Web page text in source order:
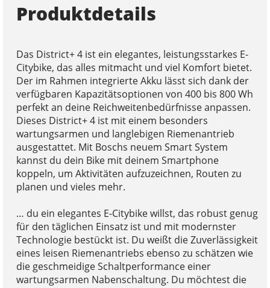
Produktdetails
Das District+ 4 ist ein elegantes, leistungsstarkes E-
Citybike, das alles mitmacht und viel Komfort bietet.
Der im Rahmen integrierte Akku lässt sich dank der
verfügbaren Kapazitätsoptionen von 400 bis 800 Wh
perfekt an deine Reichweitenbedürfnisse anpassen.
Dieses District+ 4 ist mit einem besonders
wartungsarmen und langlebigen Riemenantrieb
ausgestattet. Mit Boschs neuem Smart System
kannst du dein Bike mit deinem Smartphone
koppeln, um Aktivitäten aufzuzeichnen, Routen zu
planen und vieles mehr.
… du ein elegantes E-Citybike willst, das robust genug
für den täglichen Einsatz ist und mit modernster
Technologie bestückt ist. Du weißt die Zuverlässigkeit
eines leisen Riemenantriebs ebenso zu schätzen wie
die geschmeidige Schaltperformance einer
wartungsarmen Nabenschaltung. Du möchtest die